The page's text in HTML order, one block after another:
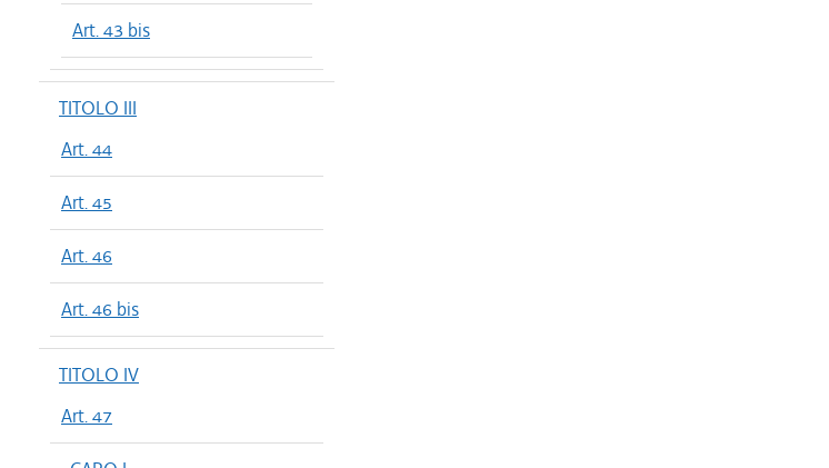
Art. 43 bis
TITOLO III
Art. 44
Art. 45
Art. 46
Art. 46 bis
TITOLO IV
Art. 47